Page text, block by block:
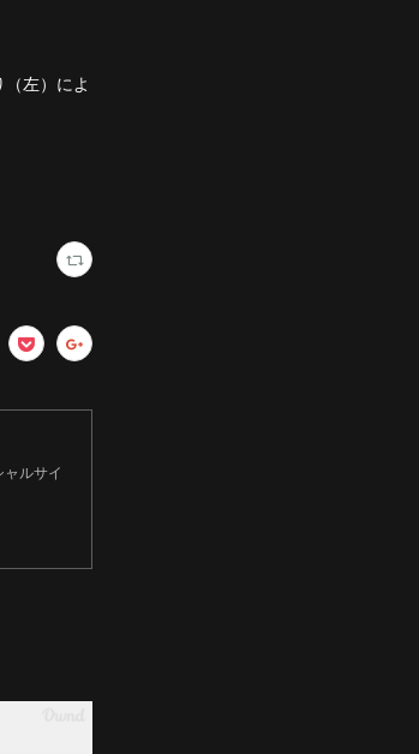
左）によ
ルサイ